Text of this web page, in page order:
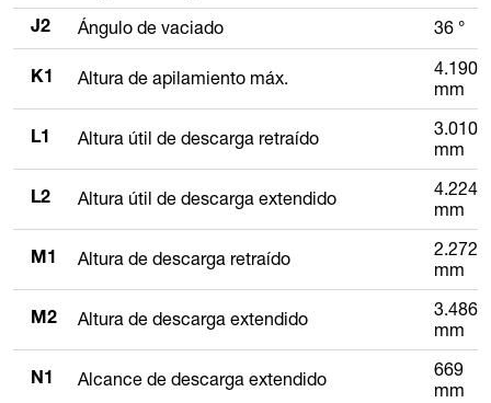
J2 Ángulo de vaciado 36 °
K1 Altura de apilamiento máx.
4.190
mm
L1 Altura útil de descarga retraído
3.010
mm
L2 Altura útil de descarga extendido
4.224
mm
M1 Altura de descarga retraído
2.272
mm
M2 Altura de descarga extendido
3.486
mm
N1 Alcance de descarga extendido
669
mm